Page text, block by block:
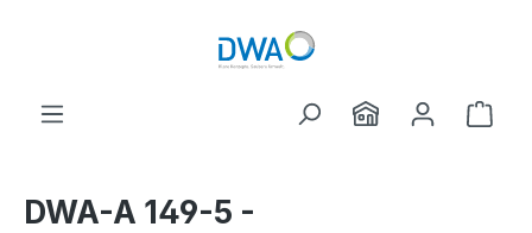
DWA-A 149-5 -